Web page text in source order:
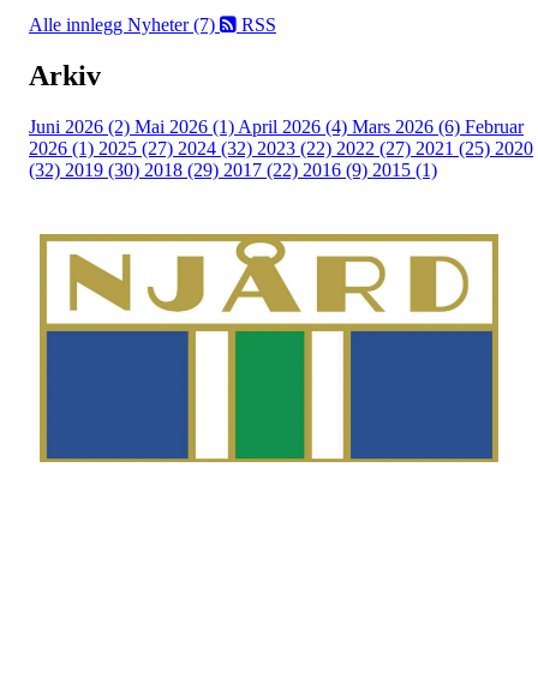
Alle innlegg Nyheter (7) RSS
Arkiv
Juni 2026 (2) Mai 2026 (1) April 2026 (4) Mars 2026 (6) Februar
2026 (1) 2025 (27) 2024 (32) 2023 (22) 2022 (27) 2021 (25) 2020
(32) 2019 (30) 2018 (29) 2017 (22) 2016 (9) 2015 (1)